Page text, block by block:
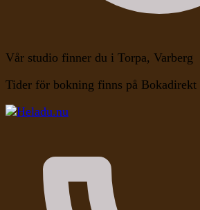
Vår studio finner du i Torpa, Varberg
Tider för bokning finns på Bokadirekt
Heladu.nu